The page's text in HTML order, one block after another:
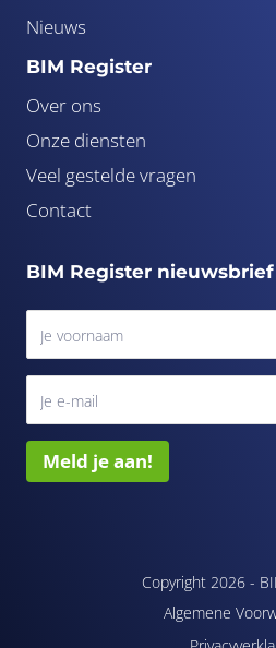
Nieuws
BIM Register
Over ons
Onze diensten
Veel gestelde vragen
Contact
BIM Register nieuwsbrief
Meld je aan!
Copyright 2026 -
Algemene